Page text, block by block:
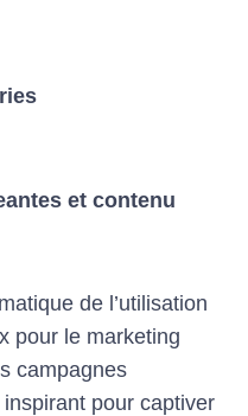
et contenu
de l’utilisation
pour le marketing
campagnes
pour captiver